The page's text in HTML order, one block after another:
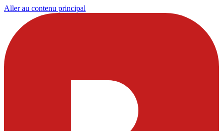
Aller au contenu principal